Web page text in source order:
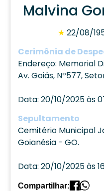
Malvina
★ 22/08/
Cerimônia de
Endereço: Memorial
Av. Goiás, Nº577,
Data: 20/10/2025 às
Sepultamento
Cemitério Municipal
Goianésia - GO.
Data: 20/10/2025 às
Compartilhar: